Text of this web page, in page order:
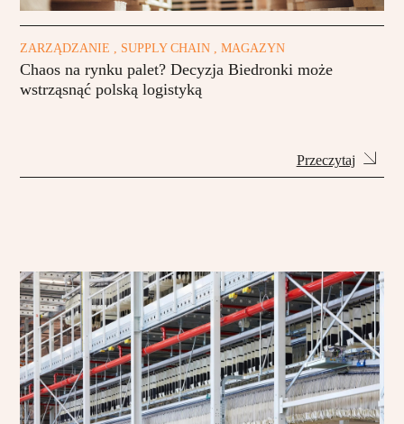
ZARZĄDZANIE , SUPPLY CHAIN , MAGAZYN
Chaos na rynku palet? Decyzja Biedronki może
wstrząsnąć polską logistyką
Przeczytaj